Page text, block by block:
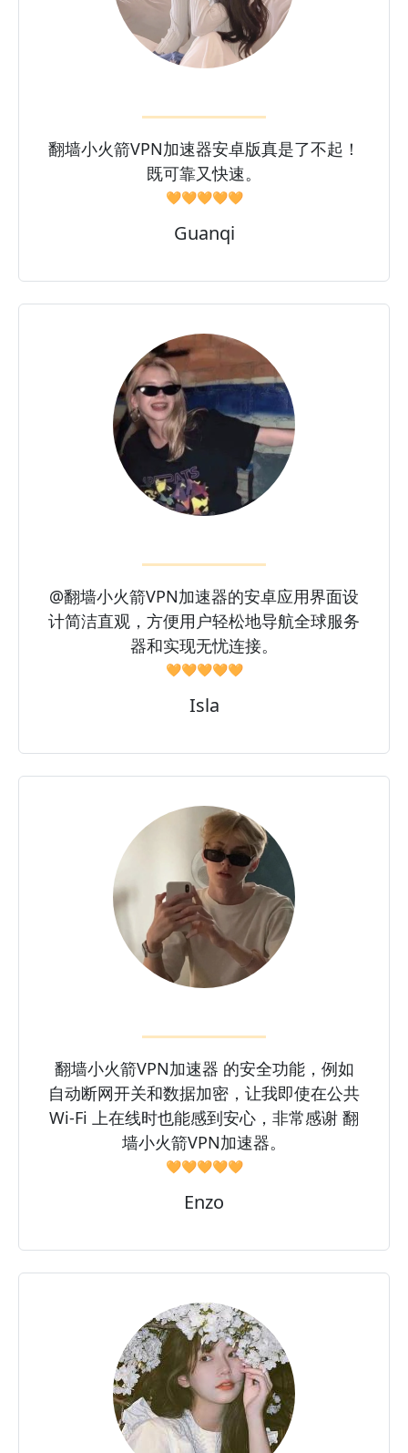
翻墙小火箭VPN加速器安卓版真是了不起！
既可靠又快速。
🧡🧡🧡🧡🧡
Guanqi
@翻墙小火箭VPN加速器的安卓应用界面设
计简洁直观，方便用户轻松地导航全球服务
器和实现无忧连接。
🧡🧡🧡🧡🧡
Isla
翻墙小火箭VPN加速器 的安全功能，例如
自动断网开关和数据加密，让我即使在公共
Wi-Fi 上在线时也能感到安心，非常感谢 翻
墙小火箭VPN加速器。
🧡🧡🧡🧡🧡
Enzo